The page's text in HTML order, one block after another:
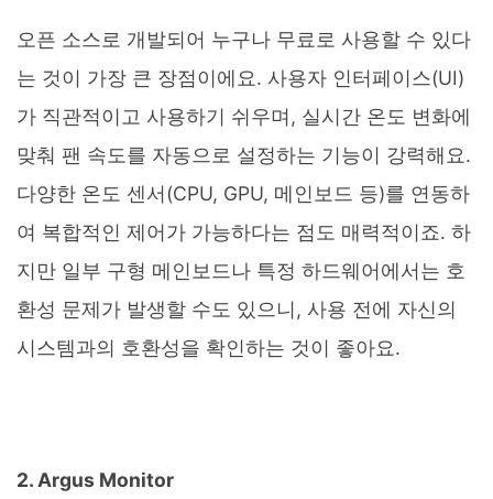
오픈 소스로 개발되어 누구나 무료로 사용할 수 있다
는 것이 가장 큰 장점이에요. 사용자 인터페이스(UI)
가 직관적이고 사용하기 쉬우며, 실시간 온도 변화에
맞춰 팬 속도를 자동으로 설정하는 기능이 강력해요.
다양한 온도 센서(CPU, GPU, 메인보드 등)를 연동하
여 복합적인 제어가 가능하다는 점도 매력적이죠. 하
지만 일부 구형 메인보드나 특정 하드웨어에서는 호
환성 문제가 발생할 수도 있으니, 사용 전에 자신의
시스템과의 호환성을 확인하는 것이 좋아요.
2. Argus Monitor